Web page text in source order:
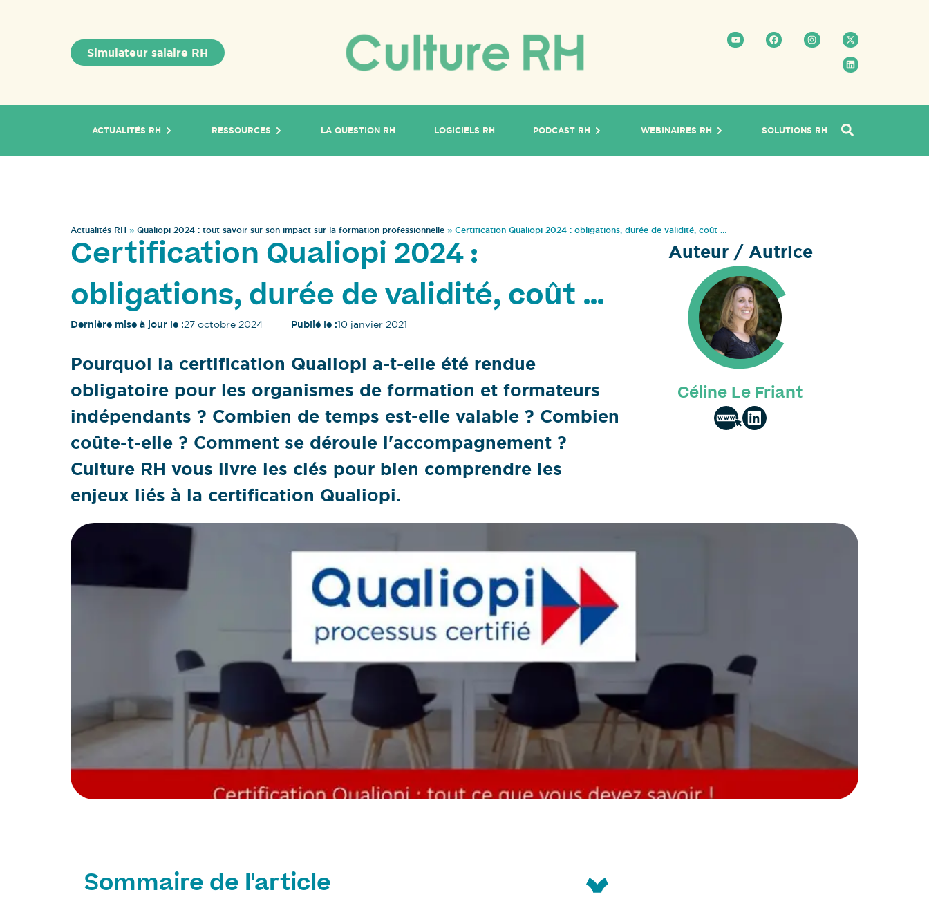
Simulateur salaire RH
ACTUALITÉS RH RESSOURCES LA QUESTION RH LOGICIELS RH PODCAST RH WEBINAIRES RH SOLUTIONS RH
Actualités RH » Qualiopi 2024 : tout savoir sur son impact sur la formation professionnelle » Certification Qualiopi 2024 : obligations, durée de validité, coût …
Certification Qualiopi 2024 :
obligations, durée de validité, coût …
Dernière mise à jour le :27 octobre 2024 Publié le :10 janvier 2021
Pourquoi la certification Qualiopi a-t-elle été rendue
obligatoire pour les organismes de formation et formateurs
indépendants ? Combien de temps est-elle valable ? Combien
coûte-t-elle ? Comment se déroule l'accompagnement ?
Culture RH vous livre les clés pour bien comprendre les
enjeux liés à la certification Qualiopi.
Auteur / Autrice
Céline Le Friant
Sommaire de l'article